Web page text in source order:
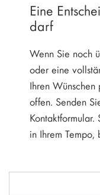
Eine
darf
Wenn Sie noch
oder eine
Ihren
offen. Senden
in Ihrem